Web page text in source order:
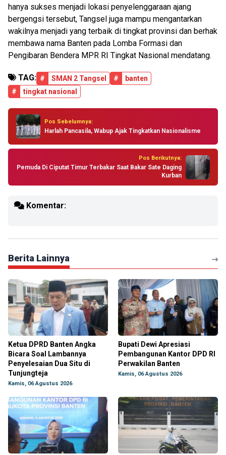
hanya sukses menjadi lokasi penyelenggaraan ajang
bergengsi tersebut, Tangsel juga mampu mengantarkan
wakilnya menjadi yang terbaik di tingkat provinsi dan berhak
membawa nama Banten pada Lomba Formasi dan
Pengibaran Bendera MPR RI Tingkat Nasional mendatang.
TAG: # SMAN 2 Tangsel #
banten
#
tingkat nasional
Pos Sebelumnya:
Harlah Pancasila, Wabup Ajak Tingkatkan Nasionalisme
Pos Berikutnya:
Pemuda Di Ciputat Timur Terbakar Saat Bakar Sate Daging
Kurban
Komentar:
Berita Lainnya
Ketua DPRD Banten Angka
Bicara Soal Lambannya
Penyelesaian Dua Situ di
Tunjungteja
Kamis, 06 Agustus 2026
Bupati Dewi Apresiasi
Pembangunan Kantor DPD RI
Perwakilan Banten
Kamis, 06 Agustus 2026